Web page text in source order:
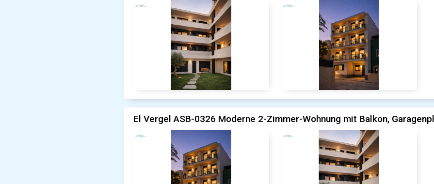
El Vergel ASB-0326 Moderne 2-Zimmer-Wohnung mit Balkon,